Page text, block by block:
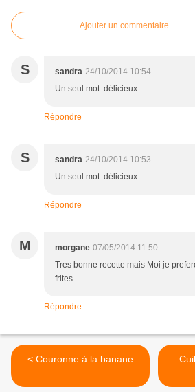
Ajouter un commentaire
S sandra 24/10/2014 10:54
Un seul mot: délicieux.
Répondre
S sandra 24/10/2014 10:53
Un seul mot: délicieux.
Répondre
M morgane 07/05/2014 11:50
Tres bonne recette mais Moi je
frites
Répondre
< Couronne à la banane